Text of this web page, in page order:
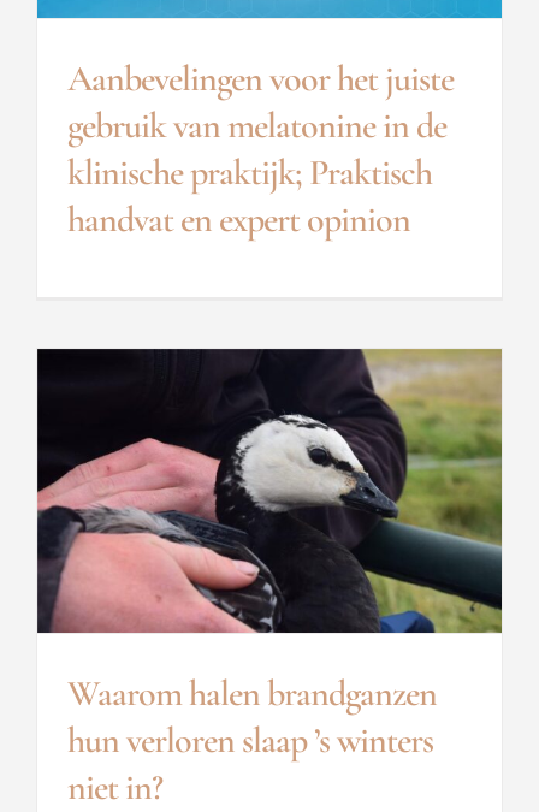
Aanbevelingen voor het juiste
gebruik van melatonine in de
klinische praktijk; Praktisch
handvat en expert opinion
Waarom halen brandganzen
hun verloren slaap ’s winters
niet in?